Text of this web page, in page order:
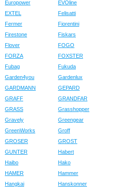
Europower
EVOline
EXTEL
Felisatti
Fermer
Fiorentini
Firestone
Fiskars
Flover
FOGO
FORZA
FOXSTER
Fubag
Fukuda
Garden4you
Gardenlux
GARDMANN
GEPARD
GRAFF
GRANDFAR
GRASS
Grasshopper
Gravely
Greengear
GreenWorks
Groff
GROSER
GROST
GUNTER
Habert
Haibo
Hako
HAMER
Hammer
Hangkai
Hanskonner